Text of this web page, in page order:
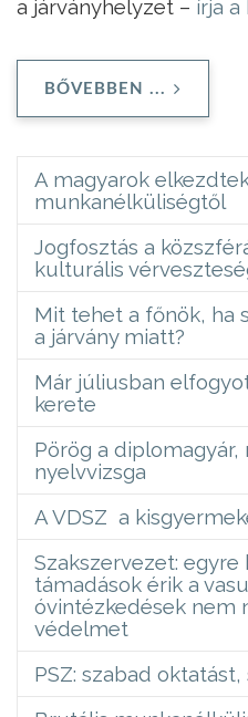
a járványhelyzet – írja a
BŐVEBBEN ...
A magyarok
munkanélküliségtől
Jogfosztás a
kulturális
Mit tehet a főnök, ha
a járvány miatt?
Már júliusban
kerete
Pörög a
nyelvvizsga
A VDSZ a
Szakszervezet:
támadások érik a
óvintézkedések nem
védelmet
PSZ: szabad